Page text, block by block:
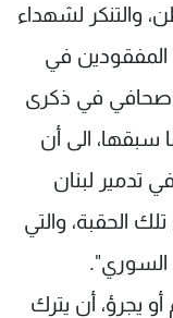
والتنكر لشهداء
1990 وتناسي المفقودين في
صحافي في ذكرى
وما سبقها، الى أن
تدمير لبنان
الحقبة، والتي
يجرؤ، أن يترك